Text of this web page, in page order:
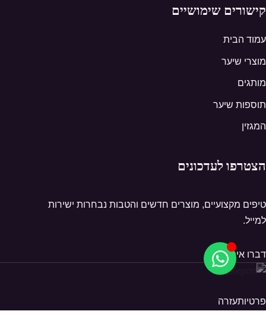
קישורים שימושיים
עמוד הבית
מוצרי שיער
מותגים
תוספות שיער
המגזין
הצטרפו לעדכונים
טיפים מקצועיים, מוצרים חדשים והטבות נבחרות ישירות
למייל.
דברו איתנו
פרטיותעזרה